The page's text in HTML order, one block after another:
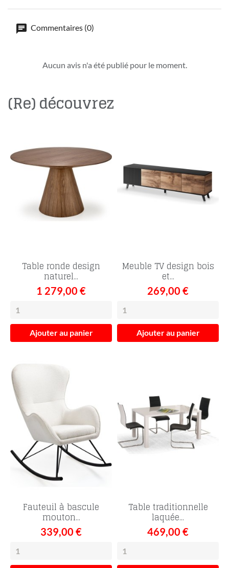
Commentaires (0)
Aucun avis n'a été publié pour le moment.
(Re) découvrez
Table ronde design
naturel...
1 279,00 €
Ajouter au panier
Meuble TV design bois
et...
269,00 €
Ajouter au panier
Fauteuil à bascule
mouton...
339,00 €
Table traditionnelle
laquée...
469,00 €